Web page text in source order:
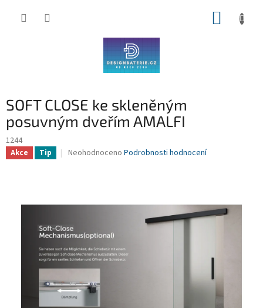
SOFT CLOSE ke skleněným
posuvným dveřím AMALFI
1244
Akce Tip
Průměrné
z
hvězdiček.
Neohodnoceno Podrobnosti hodnocení